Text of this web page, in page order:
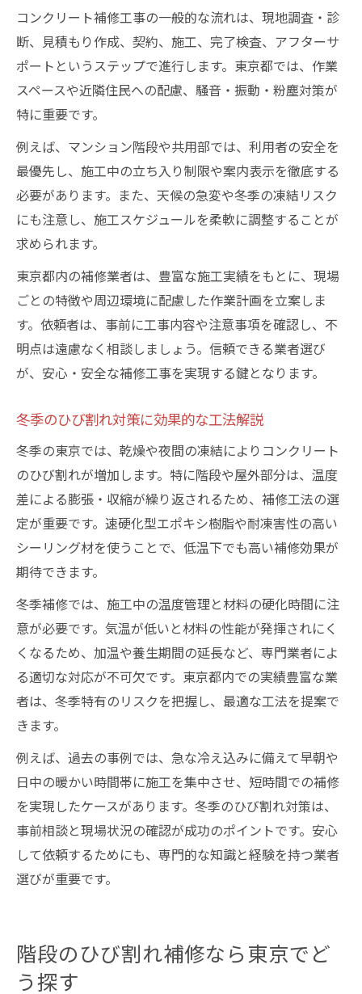
コンクリート補修工事の一般的な流れは、現地調査・診
断、見積もり作成、契約、施工、完了検査、アフターサ
ポートというステップで進行します。東京都では、作業
スペースや近隣住民への配慮、騒音・振動・粉塵対策が
特に重要です。
例えば、マンション階段や共用部では、利用者の安全を
最優先し、施工中の立ち入り制限や案内表示を徹底する
必要があります。また、天候の急変や冬季の凍結リスク
にも注意し、施工スケジュールを柔軟に調整することが
求められます。
東京都内の補修業者は、豊富な施工実績をもとに、現場
ごとの特徴や周辺環境に配慮した作業計画を立案しま
す。依頼者は、事前に工事内容や注意事項を確認し、不
明点は遠慮なく相談しましょう。信頼できる業者選び
が、安心・安全な補修工事を実現する鍵となります。
冬季のひび割れ対策に効果的な工法解説
冬季の東京では、乾燥や夜間の凍結によりコンクリート
のひび割れが増加します。特に階段や屋外部分は、温度
差による膨張・収縮が繰り返されるため、補修工法の選
定が重要です。速硬化型エポキシ樹脂や耐凍害性の高い
シーリング材を使うことで、低温下でも高い補修効果が
期待できます。
冬季補修では、施工中の温度管理と材料の硬化時間に注
意が必要です。気温が低いと材料の性能が発揮されにく
くなるため、加温や養生期間の延長など、専門業者によ
る適切な対応が不可欠です。東京都内での実績豊富な業
者は、冬季特有のリスクを把握し、最適な工法を提案で
きます。
例えば、過去の事例では、急な冷え込みに備えて早朝や
日中の暖かい時間帯に施工を集中させ、短時間での補修
を実現したケースがあります。冬季のひび割れ対策は、
事前相談と現場状況の確認が成功のポイントです。安心
して依頼するためにも、専門的な知識と経験を持つ業者
選びが重要です。
階段のひび割れ補修なら東京でど
う探す